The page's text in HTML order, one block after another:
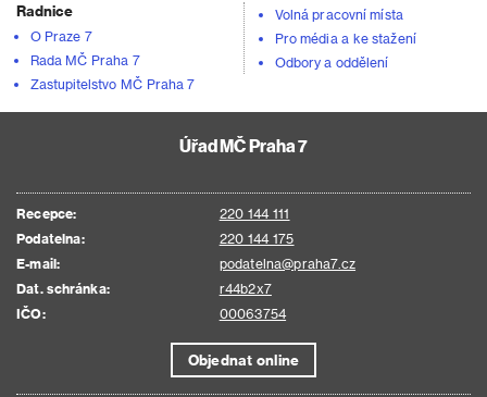
Radnice
O Praze 7
Rada MČ Praha 7
Zastupitelstvo MČ Praha 7
Volná pracovní místa
Pro média a ke stažení
Odbory a oddělení
Úřad MČ Praha 7
Recepce:
220 144 111
Podatelna:
220 144 175
E-mail:
podatelna@praha7.cz
Dat. schránka:
r44b2x7
IČO:
00063754
Objednat online